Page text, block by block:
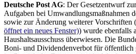
Deutsche Post AG: Der Gesetzentwurf
Aufgaben bei Umwandlungsmaßnahmen
sowie zur Änderung weiterer Vorschriften (
öffnet ein neues Fenster)) wurde ebenfalls
Haushaltsausschuss überwiesen. Die
Boni- und Dividendenverbot für öffentlich